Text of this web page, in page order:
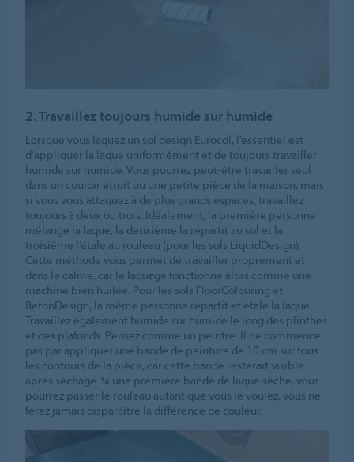
2. Travaillez toujours humide sur humide
Lorsque vous laquez un sol design Eurocol, l’essentiel est
d’appliquer la laque uniformément et de toujours travailler
humide sur humide. Vous pourrez peut-être travailler seul
dans un couloir étroit ou une petite pièce de la maison, mais
si vous vous attaquez à de plus grands espaces, travaillez
toujours à deux ou trois. Idéalement, la première personne
mélange la laque, la deuxième la répartit au sol et la
troisième l’étale au rouleau (pour les sols LiquidDesign).
Cette méthode vous permet de travailler proprement et
dans le calme, car le laquage fonctionne alors comme une
machine bien huilée. Pour les sols FloorColouring et
BetonDesign, la même personne répartit et étale la laque.
Travaillez également humide sur humide le long des plinthes
et des plafonds. Pensez comme un peintre. Il ne commence
pas par appliquer une bande de peinture de 10 cm sur tous
les contours de la pièce, car cette bande resterait visible
après séchage. Si une première bande de laque sèche, vous
pourrez passer le rouleau autant que vous le voulez, vous ne
ferez jamais disparaître la différence de couleur.